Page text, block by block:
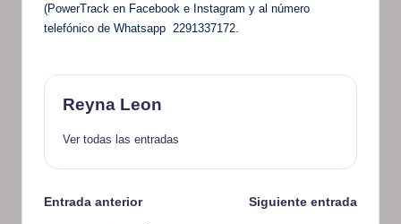
(PowerTrack en Facebook e Instagram y al número
telefónico de Whatsapp 2291337172.
Reyna Leon
Ver todas las entradas
Navegación
Entrada anterior Siguiente entrada